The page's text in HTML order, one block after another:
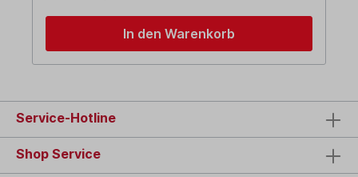
In den Warenkorb
Service-Hotline
Shop Service